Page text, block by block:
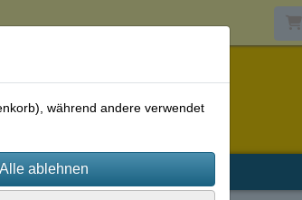
während andere verwendet